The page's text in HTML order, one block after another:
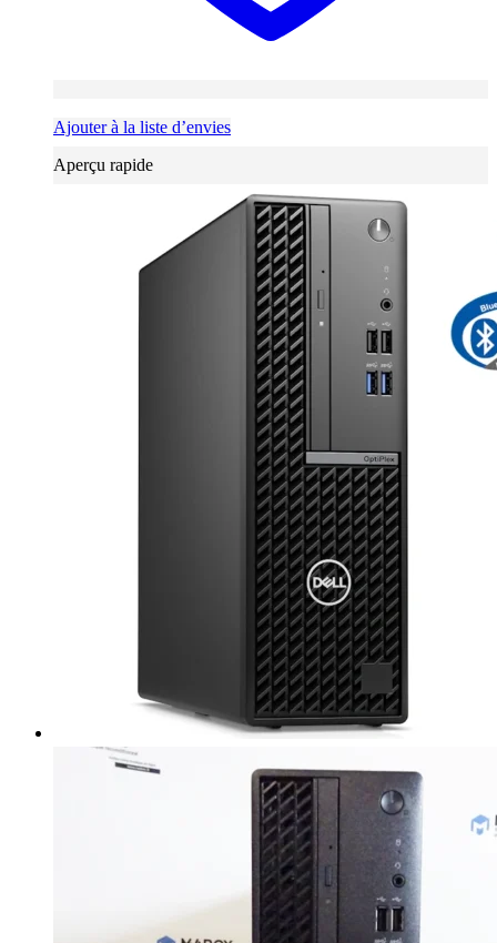
Ajouter à la liste d’envies
Aperçu rapide